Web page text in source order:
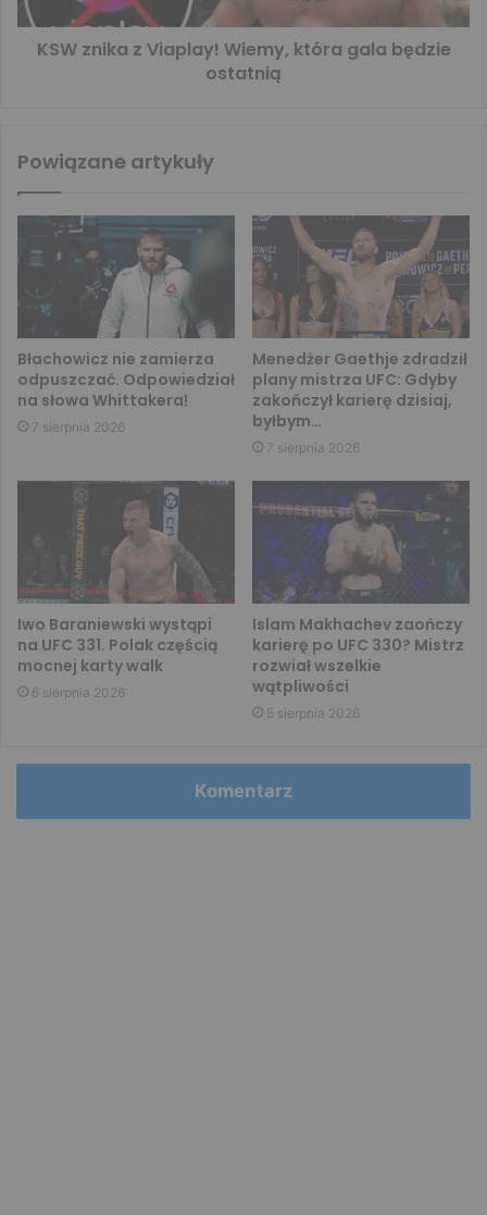
KSW znika z Viaplay! Wiemy, która gala będzie
ostatnią
Powiązane artykuły
Błachowicz nie zamierza
odpuszczać. Odpowiedział
na słowa Whittakera!
7 sierpnia 2026
Menedżer Gaethje zdradził
plany mistrza UFC: Gdyby
zakończył karierę dzisiaj,
byłbym…
7 sierpnia 2026
Iwo Baraniewski wystąpi
na UFC 331. Polak częścią
mocnej karty walk
6 sierpnia 2026
Islam Makhachev zaończy
karierę po UFC 330? Mistrz
rozwiał wszelkie
wątpliwości
5 sierpnia 2026
Komentarz